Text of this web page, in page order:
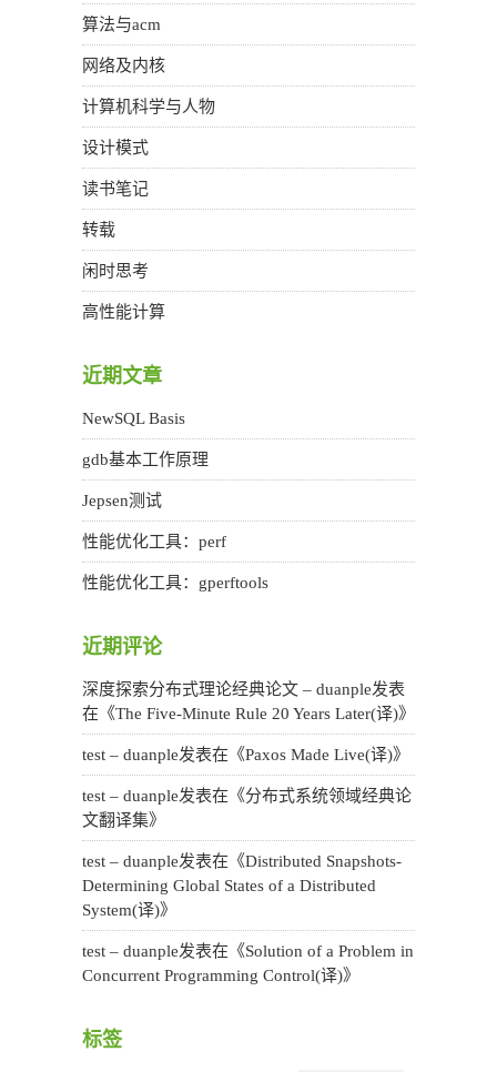
算法与acm
网络及内核
计算机科学与人物
设计模式
读书笔记
转载
闲时思考
高性能计算
近期文章
NewSQL Basis
gdb基本工作原理
Jepsen测试
性能优化工具：perf
性能优化工具：gperftools
近期评论
深度探索分布式理论经典论文 – duanple发表
在《The Five-Minute Rule 20 Years Later(译)》
test – duanple发表在《Paxos Made Live(译)》
test – duanple发表在《分布式系统领域经典论
文翻译集》
test – duanple发表在《Distributed Snapshots-
Determining Global States of a Distributed
System(译)》
test – duanple发表在《Solution of a Problem in
Concurrent Programming Control(译)》
标签